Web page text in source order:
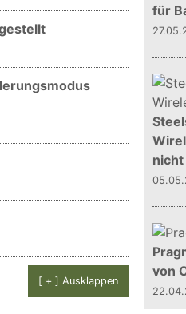
[ + ] Ausklappen
für
nicht
von